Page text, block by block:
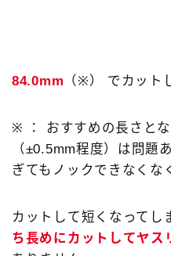
84.0mm （※） でカット
※ ： おすすめの長さと
（±0.5mm程度）は問題
ぎてもノックできなくな
カットして短くなってし
ち長めにカットしてヤス